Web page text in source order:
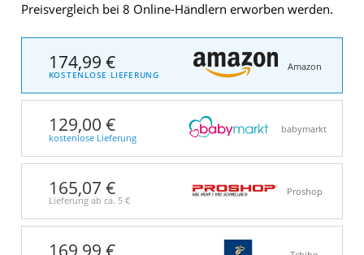
Preisvergleich bei 8 Online-Händlern erworben werden.
174,99 €
KOSTENLOSE LIEFERUNG
Amazon
129,00 €
kostenlose Lieferung
babymarkt
165,07 €
Lieferung ab ca. 5 €
Proshop
169,99 €